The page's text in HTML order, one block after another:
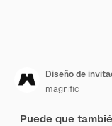
Diseño de
magnific
Puede que